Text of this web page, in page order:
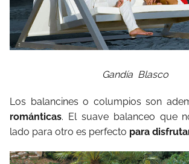
Gandía Blasco
Los balancines o columpios son
románticas. El suave balanceo que
lado para otro es perfecto para